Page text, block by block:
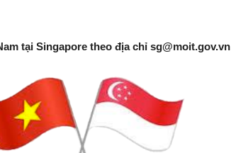
tại Singapore theo địa chỉ sg@moit.gov.vn